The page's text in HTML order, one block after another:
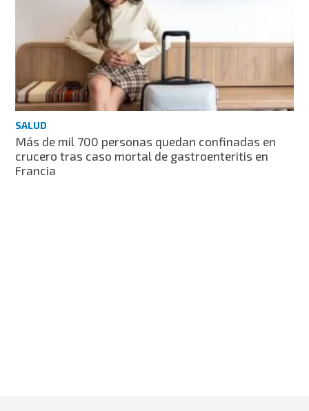
SALUD
Más de mil 700 personas quedan confinadas en
crucero tras caso mortal de gastroenteritis en
Francia